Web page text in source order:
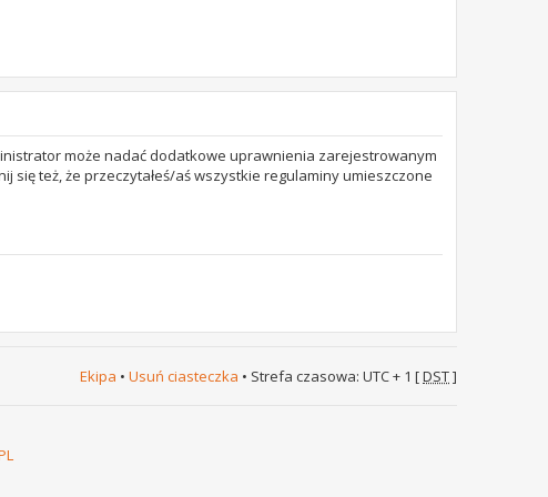
może nadać dodatkowe uprawnienia zarejestrowanym
też, że przeczytałeś/aś wszystkie regulaminy umieszczone
Ekipa • Usuń ciasteczka • Strefa czasowa: UTC + 1 [DST]